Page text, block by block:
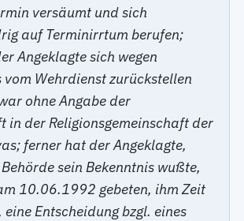
versäumt und sich
auf Terminirrtum berufen;
Angeklagte sich wegen
vom Wehrdienst zurückstellen
ohne Angabe der
in der Religionsgemeinschaft der
ferner hat der Angeklagte,
sein Bekenntnis wußte,
10.06.1992 gebeten, ihm Zeit
Entscheidung bzgl. eines